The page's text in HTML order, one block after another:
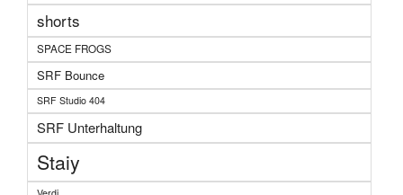
shorts
SPACE FROGS
SRF Bounce
SRF Studio 404
SRF Unterhaltung
Staiy